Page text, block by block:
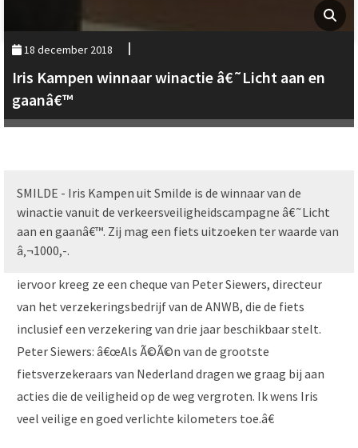
18 december 2018
Iris Kampen winnaar winactie â€˜Licht aan en
gaanâ€™
SMILDE - Iris Kampen uit Smilde is de winnaar van de
winactie vanuit de verkeersveiligheidscampagne â€˜Licht
aan en gaanâ€™. Zij mag een fiets uitzoeken ter waarde van
â‚¬1000,-.
iervoor kreeg ze een cheque van Peter Siewers, directeur
van het verzekeringsbedrijf van de ANWB, die de fiets
inclusief een verzekering van drie jaar beschikbaar stelt.
Peter Siewers: â€œAls Ã©Ã©n van de grootste
fietsverzekeraars van Nederland dragen we graag bij aan
acties die de veiligheid op de weg vergroten. Ik wens Iris
veel veilige en goed verlichte kilometers toe.â€